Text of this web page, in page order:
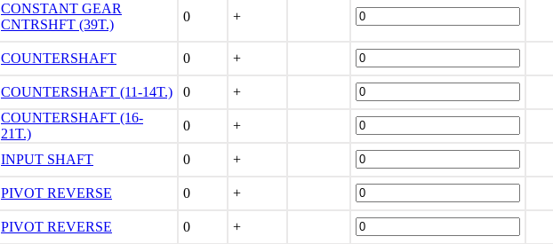
CONSTANT GEAR
CNTRSHFT (39T.)
0 +
COUNTERSHAFT 0 +
COUNTERSHAFT (11-14T.) 0 +
COUNTERSHAFT (16-
21T.)
0 +
INPUT SHAFT 0 +
PIVOT REVERSE 0 +
PIVOT REVERSE 0 +